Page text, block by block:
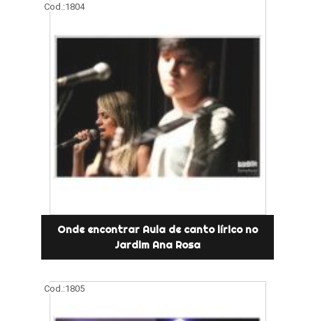
Cod.:1804
Onde encontrar Aula de canto lírico no
Jardim Ana Rosa
Cod.:1805